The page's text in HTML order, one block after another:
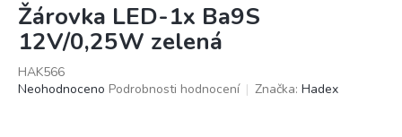
Žárovka LED-1x Ba9S
12V/0,25W zelená
HAK566
Průměrné
Neohodnoceno Podrobnosti hodnocení Značka: Hadex